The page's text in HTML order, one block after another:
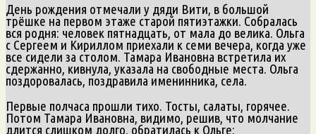
День рождения отмечали у дяди Вити, в большой
трёшке на первом этаже старой пятиэтажки. Собралась
вся родня: человек пятнадцать, от мала до велика. Ольга
с Сергеем и Кириллом приехали к семи вечера, когда уже
все сидели за столом. Тамара Ивановна встретила их
сдержанно, кивнула, указала на свободные места. Ольга
поздоровалась, поздравила именинника, села.
Первые полчаса прошли тихо. Тосты, салаты, горячее.
Потом Тамара Ивановна, видимо, решив, что молчание
длится слишком долго, обратилась к Ольге: